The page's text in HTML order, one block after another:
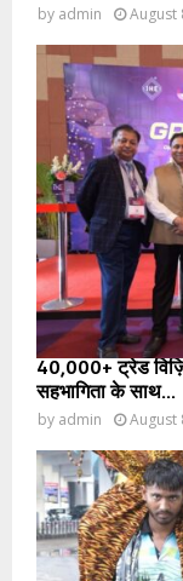
by admin August
40,000+ ट्रेड
सहभागिता के साथ...
by admin August